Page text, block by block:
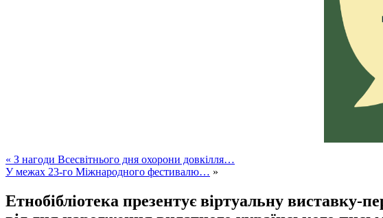
« З нагоди Всесвітнього дня охорони довкілля…
У межах 23-го Міжнародного фестивалю… »
Етнобібліотека презентує віртуальну